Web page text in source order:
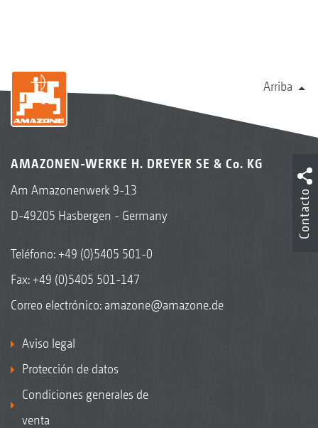
Arriba
AMAZONEN-WERKE H. DREYER SE & Co. KG
Am Amazonenwerk 9-13
D-49205 Hasbergen - Germany
Teléfono:+49 (0)5405 501-0
Fax: +49 (0)5405 501-147
Correo electrónico: amazone@amazone.de
Aviso legal
Protección de datos
Condiciones generales de
venta
Contacto